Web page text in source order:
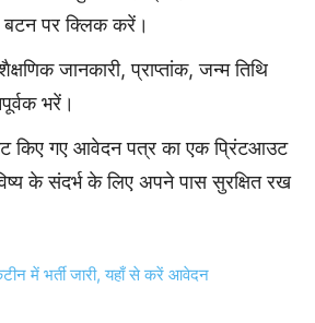
पर क्लिक करें।
जानकारी, प्राप्तांक, जन्म तिथि
भरें।
किए गए आवेदन पत्र का एक प्रिंटआउट
के संदर्भ के लिए अपने पास सुरक्षित रख
में भर्ती जारी, यहाँ से करें आवेदन